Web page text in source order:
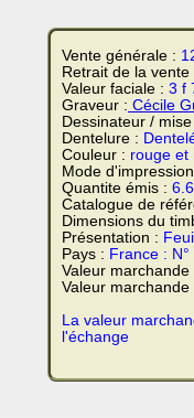
Vente générale :
Retrait de la
Valeur faciale : 3 f
Graveur : Cécile
Dessinateur /
Dentelure :
Couleur : rouge et
Mode
Quantite émis :
Catalogue de
Dimensions du
Présentation :
Pays : France :
Valeur
Valeur
La valeur
l'échange